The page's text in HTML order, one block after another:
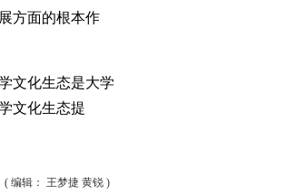
方面的根本作
文化生态是大学
文化生态提
( 编辑： 王梦捷 黄锐 )